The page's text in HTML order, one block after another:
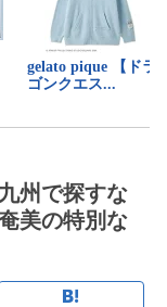
州で探すな
美の特別な